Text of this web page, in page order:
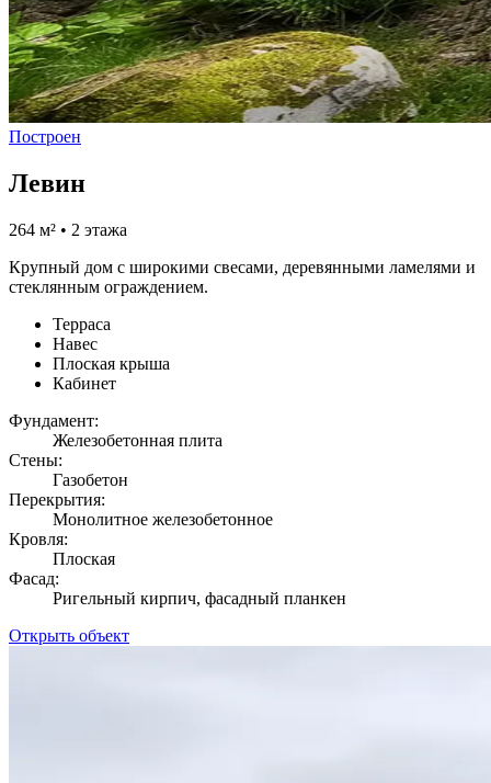
Построен
Левин
264 м² • 2 этажа
Крупный дом с широкими свесами, деревянными ламелями и
стеклянным ограждением.
Терраса
Навес
Плоская крыша
Кабинет
Фундамент:
Железобетонная плита
Стены:
Газобетон
Перекрытия:
Монолитное железобетонное
Кровля:
Плоская
Фасад:
Ригельный кирпич, фасадный планкен
Открыть объект